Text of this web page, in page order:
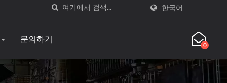
한국어
문의하기
0